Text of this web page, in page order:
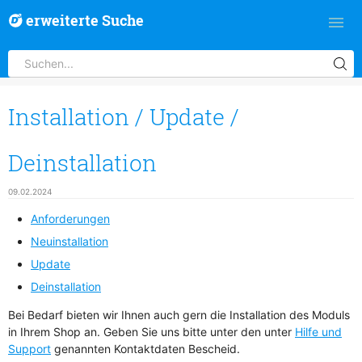
erweiterte Suche
Installation / Update /
Deinstallation
09.02.2024
Anforderungen
Neuinstallation
Update
Deinstallation
Bei Bedarf bieten wir Ihnen auch gern die Installation des Moduls
in Ihrem Shop an. Geben Sie uns bitte unter den unter Hilfe und
Support genannten Kontaktdaten Bescheid.